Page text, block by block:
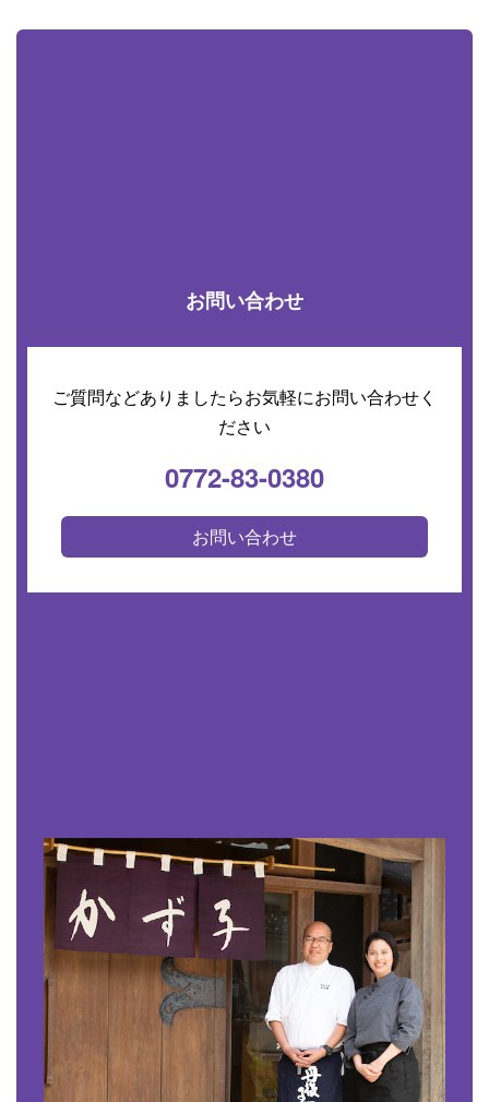
お問い合わせ
ご質問などありましたらお気軽にお問い合わせく
ださい
0772-83-0380
お問い合わせ